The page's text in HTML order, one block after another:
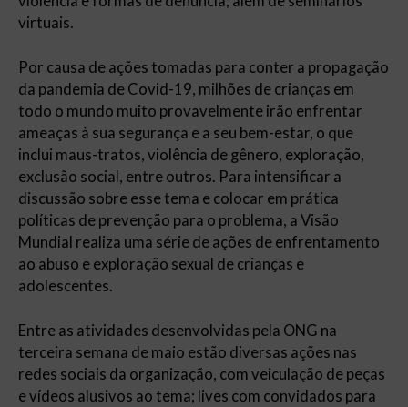
virtuais.
Por causa de ações tomadas para conter a propagação
da pandemia de Covid-19, milhões de crianças em
todo o mundo muito provavelmente irão enfrentar
ameaças à sua segurança e a seu bem-estar, o que
inclui maus-tratos, violência de gênero, exploração,
exclusão social, entre outros. Para intensificar a
discussão sobre esse tema e colocar em prática
políticas de prevenção para o problema, a Visão
Mundial realiza uma série de ações de enfrentamento
ao abuso e exploração sexual de crianças e
adolescentes.
Entre as atividades desenvolvidas pela ONG na
terceira semana de maio estão diversas ações nas
redes sociais da organização, com veiculação de peças
e vídeos alusivos ao tema; lives com convidados para